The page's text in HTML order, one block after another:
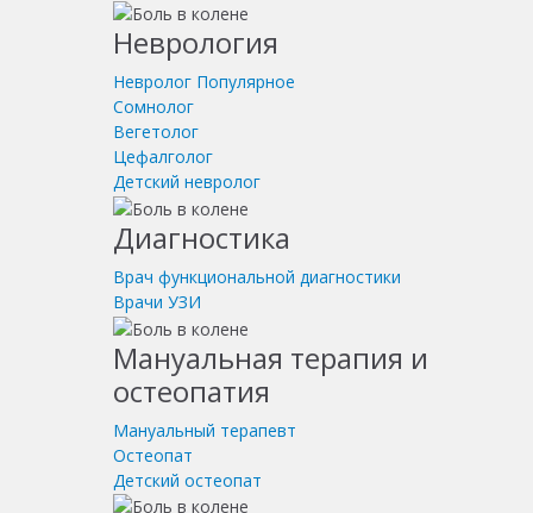
Неврология
Невролог Популярное
Сомнолог
Вегетолог
Цефалголог
Детский невролог
Диагностика
Врач функциональной диагностики
Врачи УЗИ
Мануальная терапия и
остеопатия
Мануальный терапевт
Остеопат
Детский остеопат